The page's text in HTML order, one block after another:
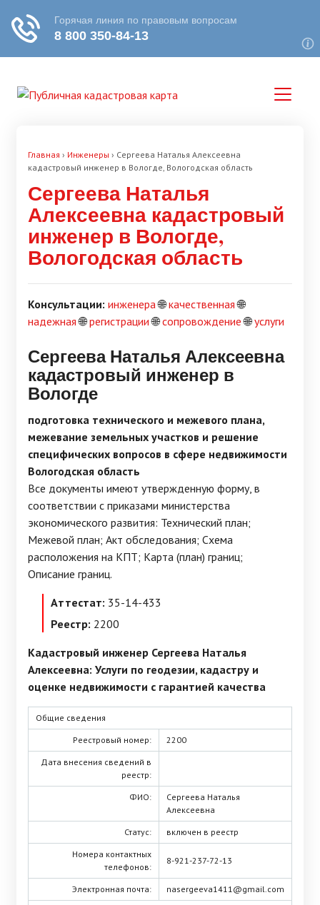
Главная › Инженеры › Сергеева Наталья Алексеевна
кадастровый инженер в Вологде, Вологодская область
Сергеева Наталья
Алексеевна кадастровый
инженер в Вологде,
Вологодская область
Консультации: инженера🌐качественная🌐
надежная🌐регистрации🌐сопровождение🌐услуги
Сергеева Наталья Алексеевна
кадастровый инженер в
Вологде
подготовка технического и межевого плана,
межевание земельных участков и решение
специфических вопросов в сфере недвижимости
Вологодская область
Все документы имеют утвержденную форму, в
соответствии с приказами министерства
экономического развития: Технический план;
Межевой план; Акт обследования; Схема
расположения на КПТ; Карта (план) границ;
Описание границ.
Аттестат: 35-14-433
Реестр: 2200
Кадастровый инженер Сергеева Наталья
Алексеевна: Услуги по геодезии, кадастру и
оценке недвижимости с гарантией качества
Общие сведения
Реестровый номер: 2200
Дата внесения сведений в
реестр:
ФИО:
Сергеева Наталья
Алексеевна
Статус: включен в реестр
Номера контактных
телефонов:
8-921-237-72-13
Электронная почта: nasergeeva1411@gmail.com